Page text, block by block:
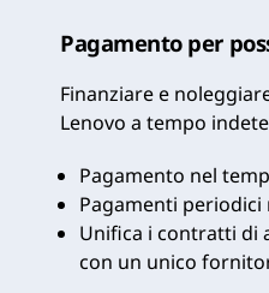
Pagamento per
Finanziare e
Lenovo a tempo
Pagamento nel
Pagamenti periodici
Unifica i contratti di
con un unico